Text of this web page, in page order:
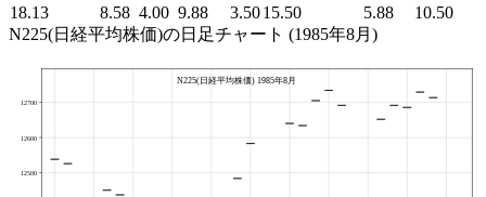
18.13
8.58 4.00 9.88 3.5015.50 5.88
10.50
N225(日経平均株価)の日足チャート (1985年8月)